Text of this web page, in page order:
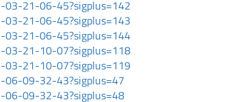
03-21-06-45?sigplus=142
03-21-06-45?sigplus=143
03-21-06-45?sigplus=144
03-21-10-07?sigplus=118
03-21-10-07?sigplus=119
06-09-32-43?sigplus=47
06-09-32-43?sigplus=48